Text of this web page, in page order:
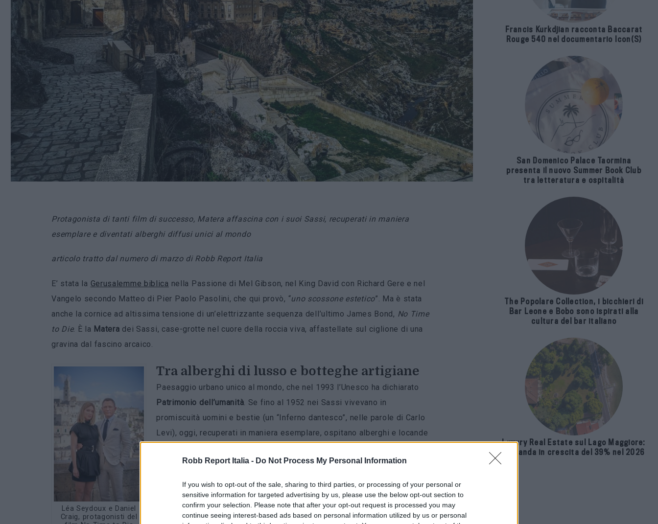
Robb Report Italia - Do Not Process My Personal Information
If you wish to opt-out of the sale, sharing to third parties, or processing of your personal or
sensitive information for targeted advertising by us, please use the below opt-out section to
confirm your selection. Please note that after your opt-out request is processed you may
continue seeing interest-based ads based on personal information utilized by us or personal
Protagonista di tanti film di successo, Matera affascina con i suoi Sassi, recuperati in maniera
esemplare e diventati alberghi diffusi unici al mondo
articolo tratto dal numero di marzo di Robb Report Italia
E’ stata la Gerusalemme biblica nella Passione di Mel Gibson, nel King David con Richard Gere e nel
Vangelo secondo Matteo di Pier Paolo Pasolini, che qui provò, “uno scossone estetico”. Ma è stata
anche la cornice ad altissima tensione di un’elettrizzante sequenza dell’ultimo James Bond, No Time
to Die. È la Matera dei Sassi, case-grotte nel cuore della roccia viva, affastellate sul ciglione di una
gravina dal fascino arcaico.
Léa Seydoux e Daniel
Craig, protagonisti del
Tra alberghi di lusso e botteghe artigiane
Paesaggio urbano unico al mondo, che nel 1993 l’Unesco ha dichiarato
Patrimonio dell’umanità. Se fino al 1952 nei Sassi vivevano in
promiscuità uomini e bestie (un “Inferno dantesco”, nelle parole di Carlo
Levi), oggi, recuperati in maniera esemplare, ospitano alberghi e locande
collezioni d’arte.
Il Musma, Museo della sculturacontemporanea, accoglie tra le sale
dell’aristocratico Palazzo Pomarici e il reticolo dei suoi suggestivi spazi
ipogei più di 270 opere di 200 maestri quali Henry Moore e Pablo
Francis Kurkdjian racconta Baccarat
Rouge 540 nel documentario Icon(S)
San Domenico Palace Taormina
presenta il nuovo Summer Book Club
tra letteratura e ospitalità
The Popolare Collection, i bicchieri di
Bar Leone e Bobo sono ispirati alla
cultura del bar italiano
Luxury Real Estate sul Lago Maggiore:
domanda in crescita del 39% nel 2026